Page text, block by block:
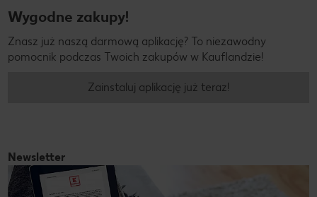
Wygodne zakupy!
Znasz już naszą darmową aplikację? To niezawodny
pomocnik podczas Twoich zakupów w Kauflandzie!
Zainstaluj aplikację już teraz!
Newsletter